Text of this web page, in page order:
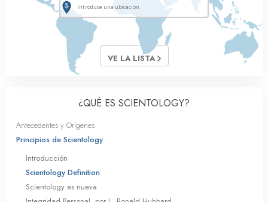
VE LA LISTA
¿QUÉ ES SCIENTOLOGY?
Antecedentes y Orígenes
Principios de Scientology
Introducción
Scientology Definition
Scientology es nueva